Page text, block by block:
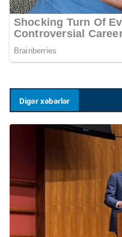
Digər xəbərlər